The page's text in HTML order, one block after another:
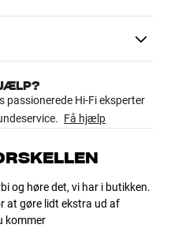
og du kan direkte
Subwooferen kan placeres
med mere fylde, bedre
end en TV-soundbar eller
mere om de enkelte
17
passionerede Hi-Fi eksperter
Få hjælp
og høre det, vi har i butikken.
at gøre lidt ekstra ud af
kommer